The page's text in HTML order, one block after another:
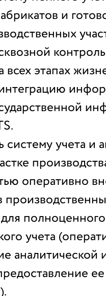
и
этапах
систему учета и
оперативно
полноценного
учета
аналитической